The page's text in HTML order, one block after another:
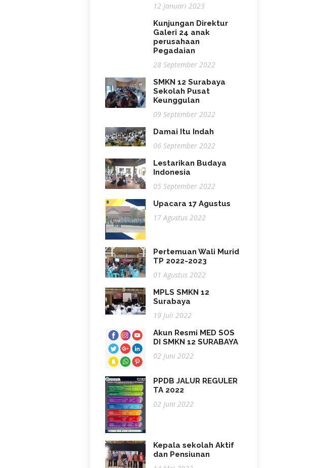
12 Januari 2023
Kunjungan Direktur
Galeri 24 anak
perusahaan
Pegadaian
28 September 2022
SMKN 12 Surabaya
Sekolah Pusat
Keunggulan
09 September 2022
Damai Itu Indah
06 September 2022
Lestarikan Budaya
Indonesia
05 September 2022
Upacara 17 Agustus
17 Agustus 2022
Pertemuan Wali Murid
TP 2022-2023
01 Agustus 2022
MPLS SMKN 12
Surabaya
19 Juli 2022
Akun Resmi MED SOS
DI SMKN 12 SURABAYA
02 Juni 2022
PPDB JALUR REGULER
TA 2022
02 Juni 2022
Kepala sekolah Aktif
dan Pensiunan